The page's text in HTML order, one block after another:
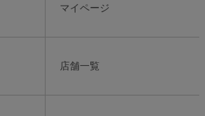
マイページ
店舗一覧